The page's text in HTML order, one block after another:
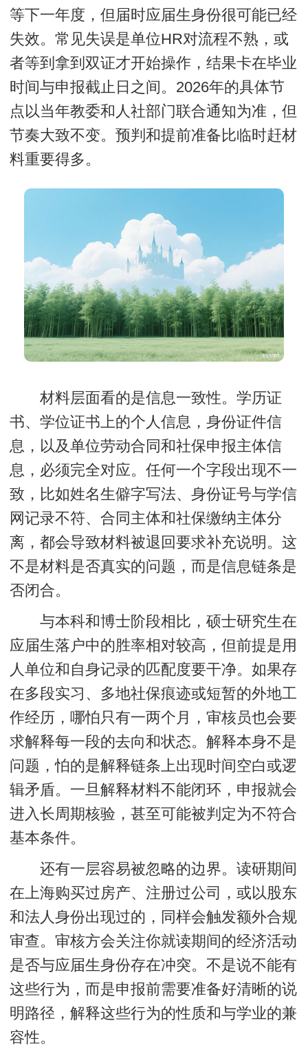
等下一年度，但届时应届生身份很可能已经
失效。常见失误是单位HR对流程不熟，或
者等到拿到双证才开始操作，结果卡在毕业
时间与申报截止日之间。2026年的具体节
点以当年教委和人社部门联合通知为准，但
节奏大致不变。预判和提前准备比临时赶材
料重要得多。
材料层面看的是信息一致性。学历证
书、学位证书上的个人信息，身份证件信
息，以及单位劳动合同和社保申报主体信
息，必须完全对应。任何一个字段出现不一
致，比如姓名生僻字写法、身份证号与学信
网记录不符、合同主体和社保缴纳主体分
离，都会导致材料被退回要求补充说明。这
不是材料是否真实的问题，而是信息链条是
否闭合。
与本科和博士阶段相比，硕士研究生在
应届生落户中的胜率相对较高，但前提是用
人单位和自身记录的匹配度要干净。如果存
在多段实习、多地社保痕迹或短暂的外地工
作经历，哪怕只有一两个月，审核员也会要
求解释每一段的去向和状态。解释本身不是
问题，怕的是解释链条上出现时间空白或逻
辑矛盾。一旦解释材料不能闭环，申报就会
进入长周期核验，甚至可能被判定为不符合
基本条件。
还有一层容易被忽略的边界。读研期间
在上海购买过房产、注册过公司，或以股东
和法人身份出现过的，同样会触发额外合规
审查。审核方会关注你就读期间的经济活动
是否与应届生身份存在冲突。不是说不能有
这些行为，而是申报前需要准备好清晰的说
明路径，解释这些行为的性质和与学业的兼
容性。